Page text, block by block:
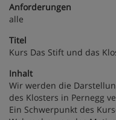
Anforderungen
alle
Titel
Kurs Das Stift und das
Inhalt
Wir werden die
des Klosters in Pernegg
Ein Schwerpunkt des